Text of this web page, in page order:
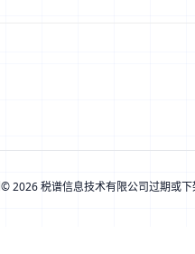
© 2026 税谱信息技术有限公司过期或下